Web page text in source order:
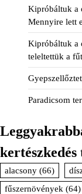
Kipróbáltuk a
Mennyire lett
Kipróbáltuk a
teleltettük a
Paradicsom
kertészkedés
alacsony (66)
fűszernövények (64)